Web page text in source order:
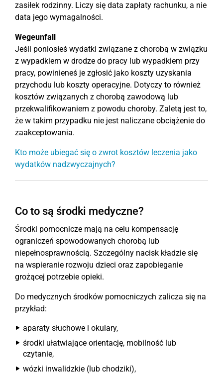
zasiłek rodzinny. Liczy się data zapłaty rachunku, a nie
data jego wymagalności.
Wegeunfall
Jeśli poniosłeś wydatki związane z chorobą w związku
z wypadkiem w drodze do pracy lub wypadkiem przy
pracy, powinieneś je zgłosić jako koszty uzyskania
przychodu lub koszty operacyjne. Dotyczy to również
kosztów związanych z chorobą zawodową lub
przekwalifikowaniem z powodu choroby. Zaletą jest to,
że w takim przypadku nie jest naliczane obciążenie do
zaakceptowania.
Kto może ubiegać się o zwrot kosztów leczenia jako
wydatków nadzwyczajnych?
Co to są środki medyczne?
Środki pomocnicze mają na celu kompensację
ograniczeń spowodowanych chorobą lub
niepełnosprawnością. Szczególny nacisk kładzie się
na wspieranie rozwoju dzieci oraz zapobieganie
grożącej potrzebie opieki.
Do medycznych środków pomocniczych zalicza się na
przykład:
aparaty słuchowe i okulary,
środki ułatwiające orientację, mobilność lub
czytanie,
wózki inwalidzkie (lub chodziki),